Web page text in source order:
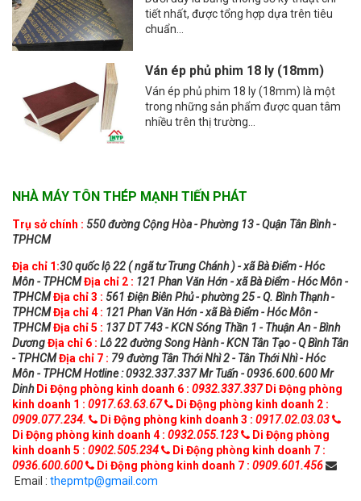
tiết nhất, được tổng hợp dựa trên tiêu
chuẩn...
Ván ép phủ phim 18 ly (18mm)
Ván ép phủ phim 18 ly (18mm) là một
trong những sản phẩm được quan tâm
nhiều trên thị trường...
NHÀ MÁY TÔN THÉP MẠNH TIẾN PHÁT
Trụ sở chính : 550 đường Cộng Hòa - Phường 13 - Quận Tân Bình -
TPHCM
Địa chỉ 1:30 quốc lộ 22 ( ngã tư Trung Chánh ) - xã Bà Điểm - Hóc
Môn - TPHCMĐịa chỉ 2 : 121 Phan Văn Hớn - xã Bà Điểm - Hóc Môn -
TPHCMĐịa chỉ 3 : 561 Điện Biên Phủ - phường 25 - Q. Bình Thạnh -
TPHCMĐịa chỉ 4 : 121 Phan Văn Hớn - xã Bà Điểm - Hóc Môn -
TPHCMĐịa chỉ 5 : 137 DT 743 - KCN Sóng Thần 1 - Thuận An - Bình
DươngĐịa chỉ 6 : Lô 22 đường Song Hành - KCN Tân Tạo - Q Bình Tân
- TPHCMĐịa chỉ 7 : 79 đường Tân Thới Nhì 2 - Tân Thới Nhì - Hóc
Môn - TPHCMHotline : 0932.337.337 Mr Tuấn - 0936.600.600 Mr
Dinh Di Động phòng kinh doanh 6 : 0932.337.337 Di Động phòng
kinh doanh 1 : 0917.63.63.67
Di Động phòng kinh doanh 2 :
0909.077.234.
Di Động phòng kinh doanh 3 : 0917.02.03.03
Di Động phòng kinh doanh 4 : 0932.055.123
Di Động phòng
kinh doanh 5 : 0902.505.234
Di Động phòng kinh doanh 7 :
0936.600.600
Di Động phòng kinh doanh 7 : 0909.601.456
Email : thepmtp@gmail.com